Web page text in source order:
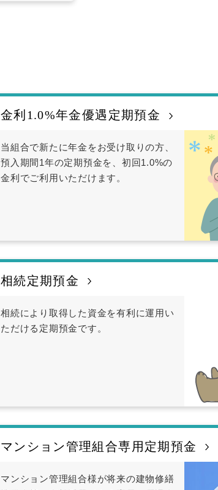
金利1.0%年金優遇定期預金
当組合で新たに年金をお受け取りの方、
預入期間1年の定期預金を、初回1.0%の
金利でご利用いただけます。
相続定期預金
相続により取得した資金を有利に運用い
ただける定期預金です。
マンション管理組合専用定期預金
マンション管理組合様が将来の建物修繕